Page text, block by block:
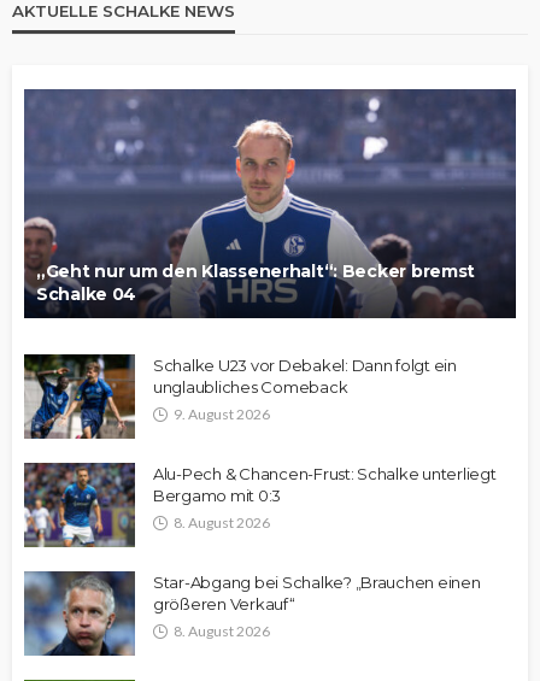
AKTUELLE SCHALKE NEWS
„Geht nur um den Klassenerhalt“: Becker bremst
Schalke 04
Schalke U23 vor Debakel: Dann folgt ein
unglaubliches Comeback
9. August 2026
Alu-Pech & Chancen-Frust: Schalke unterliegt
Bergamo mit 0:3
8. August 2026
Star-Abgang bei Schalke? „Brauchen einen
größeren Verkauf“
8. August 2026